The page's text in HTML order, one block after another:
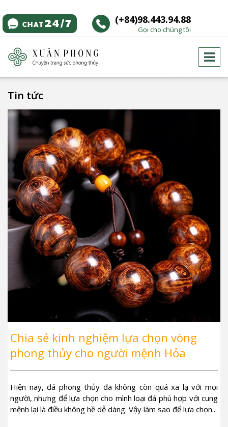
(+84)98.443.94.88
Gọi cho chúng tôi
Tin tức
Chia sẻ kinh nghiệm lựa chọn vòng
phong thủy cho người mệnh Hỏa
Hiện nay, đá phong thủy đã không còn quá xa lạ với mọi
người, nhưng để lựa chọn cho mình loại đá phù hợp với cung
mệnh lại là điều không hề dễ dàng. Vậy làm sao để lựa chọn...